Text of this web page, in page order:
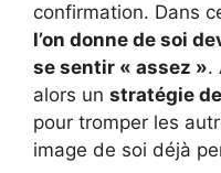
confirmation. Dans
l’on donne de soi
se sentir « assez ».
alors un stratégie
pour tromper les
image de soi déjà